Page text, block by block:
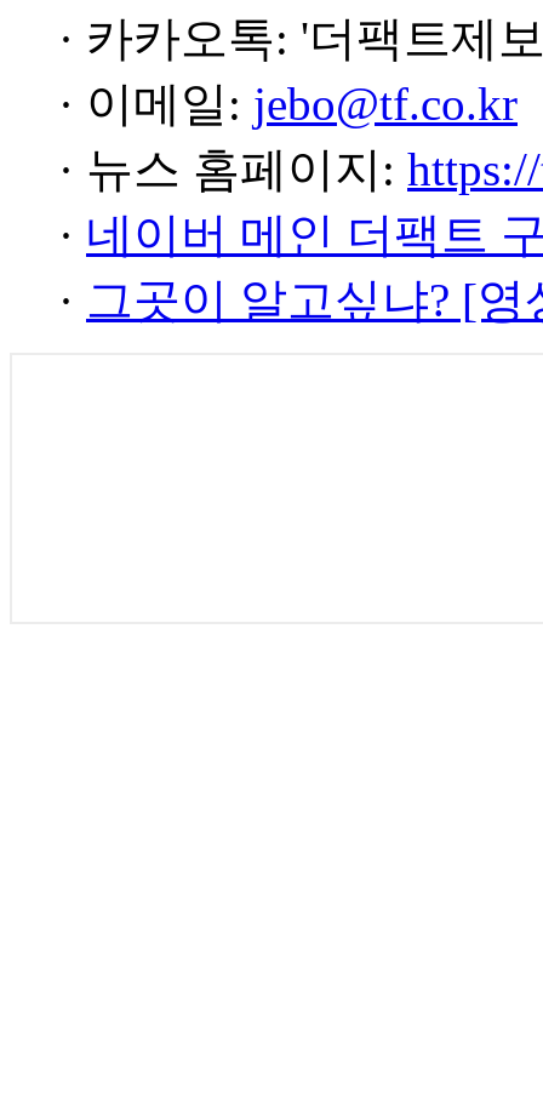
· 카카오톡: '더팩트제
· 이메일: jebo@tf.co.kr
· 뉴스 홈페이지:
· 네이버 메인 더팩트
· 그곳이 알고싶냐? [